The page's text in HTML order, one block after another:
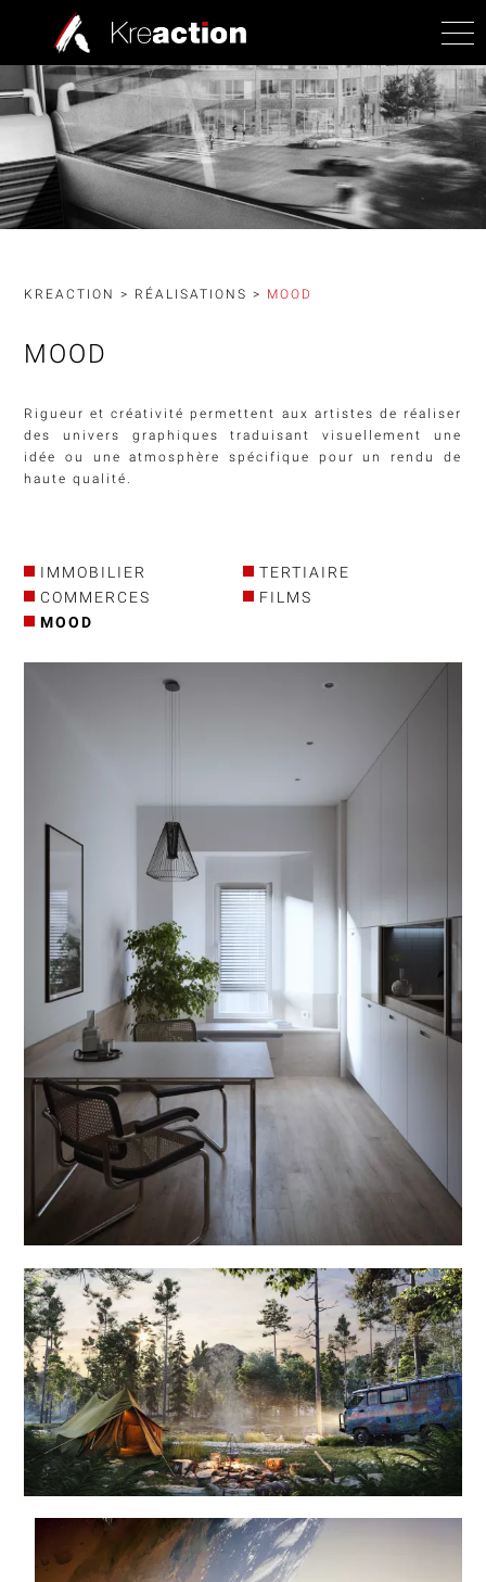
KREACTION > RÉALISATIONS > MOOD
MOOD
Rigueur et créativité permettent aux artistes de réaliser
des univers graphiques traduisant visuellement une
idée ou une atmosphère spécifique pour un rendu de
haute qualité.
IMMOBILIER
TERTIAIRE
COMMERCES
FILMS
MOOD